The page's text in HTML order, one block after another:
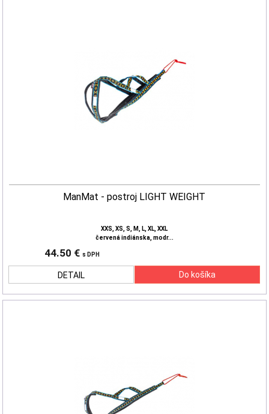
ManMat - postroj LIGHT WEIGHT
XXS, XS, S, M, L, XL, XXL
červená indiánska, modr...
44.50 € s DPH
DETAIL